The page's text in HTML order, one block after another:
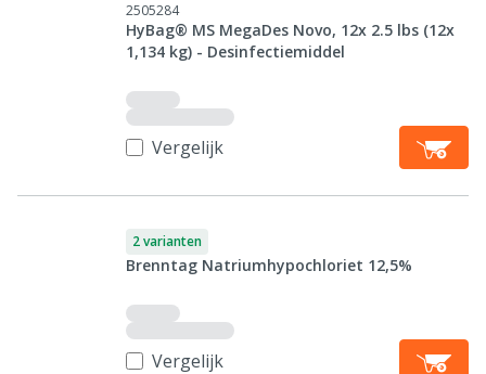
2505284
HyBag® MS MegaDes Novo, 12x 2.5 lbs (12x
1,134 kg) - Desinfectiemiddel
Vergelijk
2 varianten
Brenntag Natriumhypochloriet 12,5%
Vergelijk